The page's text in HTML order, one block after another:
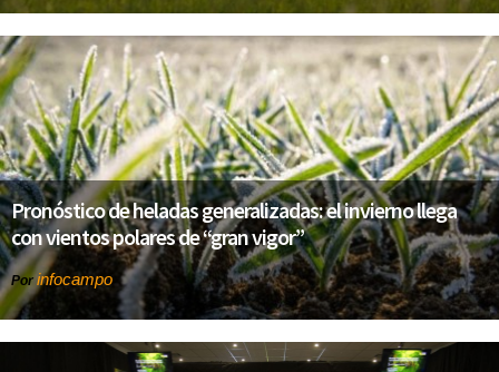
Pronóstico de heladas generalizadas: el invierno llega
con vientos polares de “gran vigor”
Por infocampo